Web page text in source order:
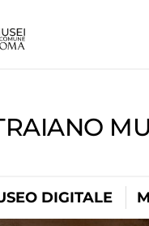
DIGITALE